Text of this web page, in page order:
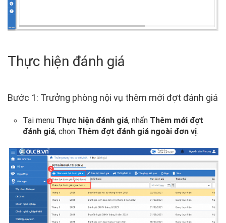
Thực hiện đánh giá
Bước 1: Trưởng phòng nội vụ thêm mới đợt đánh giá
Tại menu Thực hiện đánh giá, nhấn Thêm mới đợt
đánh giá, chọn Thêm đợt đánh giá ngoài đơn vị.